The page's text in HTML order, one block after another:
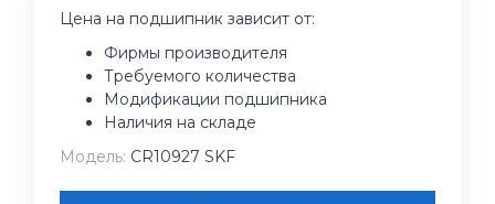
Цена на подшипник зависит от:
Фирмы производителя
Требуемого количества
Модификации подшипника
Наличия на складе
Модель: CR10927 SKF